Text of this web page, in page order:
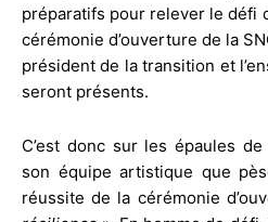
préparatifs pour relever le défi
cérémonie d’ouverture de la
président de la transition et
seront présents.
C’est donc sur les épaules de
son équipe artistique que
réussite de la cérémonie